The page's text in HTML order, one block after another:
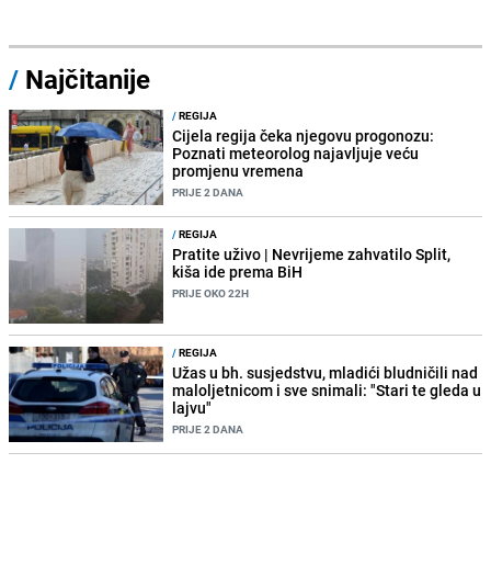
/ Najčitanije
/REGIJA
Cijela regija čeka njegovu progonozu:
Poznati meteorolog najavljuje veću
promjenu vremena
PRIJE 2 DANA
/REGIJA
Pratite uživo | Nevrijeme zahvatilo Split,
kiša ide prema BiH
PRIJE OKO 22H
/REGIJA
Užas u bh. susjedstvu, mladići bludničili nad
maloljetnicom i sve snimali: "Stari te gleda u
lajvu"
PRIJE 2 DANA